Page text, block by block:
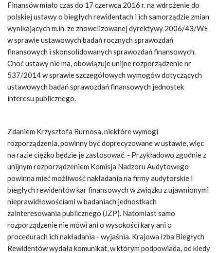
Finansów miało czas do 17 czerwca 2016 r. na wdrożenie do
polskiej ustawy o biegłych rewidentach i ich samorządzie zmian
wynikających m.in. ze znowelizowanej dyrektywy 2006/43/WE
w sprawie ustawowych badań rocznych sprawozdań
finansowych i skonsolidowanych sprawozdań finansowych.
Choć ustawy nie ma, obowiązuje unijne rozporządzenie nr
537/2014 w sprawie szczegółowych wymogów dotyczących
ustawowych badań sprawozdań finansowych jednostek
interesu publicznego.
Zdaniem Krzysztofa Burnosa, niektóre wymogi
rozporządzenia, powinny być doprecyzowane w ustawie, więc
na razie ciężko będzie je zastosować. - Przykładowo zgodnie z
unijnym rozporządzeniem Komisja Nadzoru Audytowego
powinna mieć możliwość nakładania na firmy audytorskie i
biegłych rewidentów kar finansowych w związku z ujawnionymi
nieprawidłowościami w badaniach jednostkach
zainteresowania publicznego (JZP). Natomiast samo
rozporządzenie nie mówi ani o wysokości kary ani o
procedurach ich nakładania - wyjaśnia. Krajowa Izba Biegłych
Rewidentów wydała komunikat, w którym podpowiada, od kiedy